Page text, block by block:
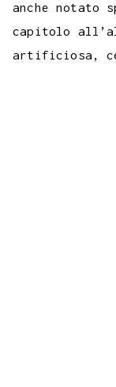
anche notato
capitolo
artificiosa,